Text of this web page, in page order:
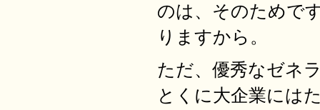
のは、そのためで
りますから。
ただ、優秀なゼネ
とくに大企業には